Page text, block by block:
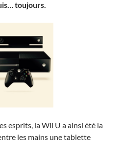
toujours.
esprits, la Wii U a ainsi été la
les mains une tablette